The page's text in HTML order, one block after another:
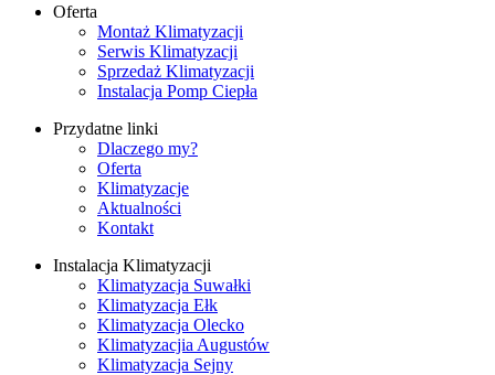
Oferta
Montaż Klimatyzacji
Serwis Klimatyzacji
Sprzedaż Klimatyzacji
Instalacja Pomp Ciepła
Przydatne linki
Dlaczego my?
Oferta
Klimatyzacje
Aktualności
Kontakt
Instalacja Klimatyzacji
Klimatyzacja Suwałki
Klimatyzacja Ełk
Klimatyzacja Olecko
Klimatyzacjia Augustów
Klimatyzacja Sejny